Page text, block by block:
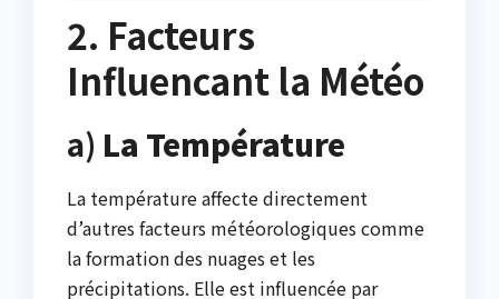
2. Facteurs
Influencant la Météo
a) La Température
La température affecte directement
d’autres facteurs météorologiques comme
la formation des nuages et les
précipitations. Elle est influencée par